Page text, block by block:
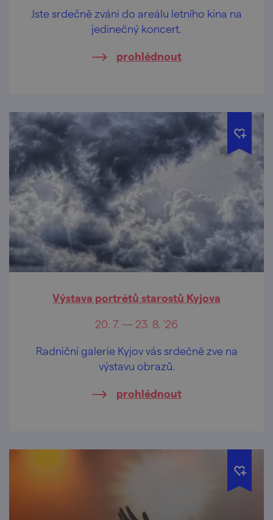
Jste srdečně zváni do areálu letního kina na
jedinečný koncert.
prohlédnout
Výstava portrétů starostů Kyjova
20. 7. — 23. 8. '26
Radniční galerie Kyjov vás srdečně zve na
výstavu obrazů.
prohlédnout